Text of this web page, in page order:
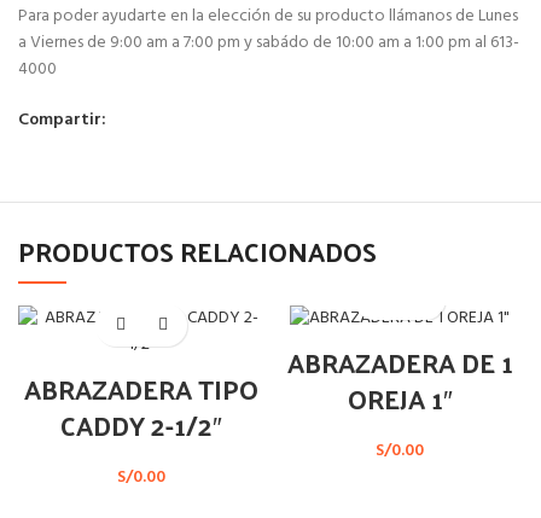
Para poder ayudarte en la elección de su producto llámanos de Lunes
a Viernes de 9:00 am a 7:00 pm y sabádo de 10:00 am a 1:00 pm al 613-
4000
Compartir:
PRODUCTOS RELACIONADOS
ABRAZADERA TIPO
CADDY 2-1/2″
S/0.00
ABRAZADERA DE 1
OREJA 1″
S/0.00